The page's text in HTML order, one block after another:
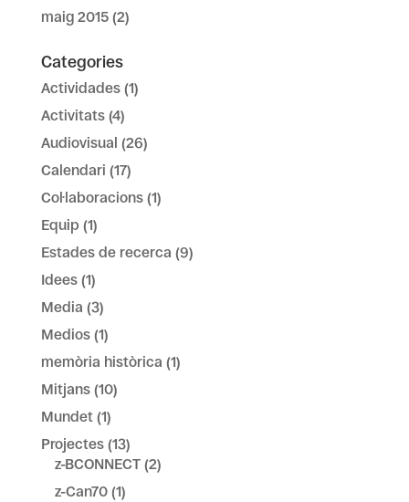
maig 2015(2)
Categories
Actividades(1)
Activitats(4)
Audiovisual (26)
Calendari (17)
Col·laboracions(1)
Equip (1)
Estades de recerca (9)
Idees(1)
Media (3)
Medios(1)
memòria històrica (1)
Mitjans(10)
Mundet(1)
Projectes(13)
z-BCONNECT(2)
z-Can70(1)